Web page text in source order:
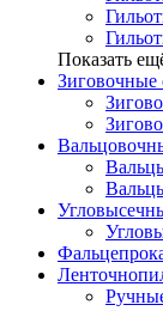
Показать
Зиговочные